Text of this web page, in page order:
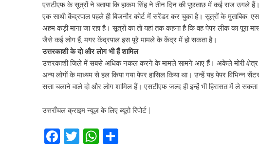
एसटीएफ के सूत्रों ने बताया कि हाकम सिंह ने तीन दिन की पूछताछ में कई राज उगले
एक साथी केंद्रपाल पहले ही बिजनौर कोर्ट में सरेंडर कर चुका है। सूत्रों के मुताबिक,
अहम कड़ी माना जा रहा है। सूत्रों का तो यहां तक कहना है कि वह पेपर लीक का पूरा
जैसे कई लोग हैं, मगर केंद्रपाल इस पूरे मामले के केंद्र में हो सकता है।
उत्तरकाशी के दो और लोग भी हैं शामिल
उत्तरकाशी जिले में सबसे अधिक नकल करने के मामले सामने आए हैं। अकेले मोरी क्षेत्र
अन्य लोगों के माध्यम से हल किया गया पेपर हासिल किया था। उन्हें यह पेपर विभिन्न
सत्ता चलाने वाले दो और लोग शामिल हैं। एसटीएफ जल्द ही इन्हें भी हिरासत में ले
उत्तराँचल क्राइम न्यूज़ के लिए ब्यूरो रिपोर्ट |
Facebook
TwitterWhatsApp